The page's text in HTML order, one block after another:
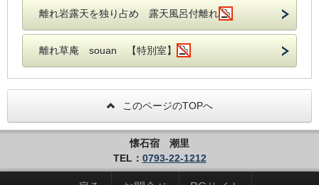
離れ岩露天を独り占め 露天風呂付離れ
離れ草庵 souan 【特別室】
このページのTOPへ
懐石宿 潮里
TEL： 0793-22-1212